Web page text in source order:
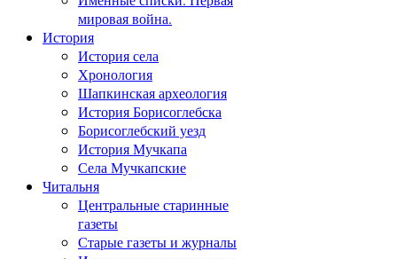
мировая война.
История
История села
Хронология
Шапкинская археология
История Борисоглебска
Борисоглебский уезд
История Мучкапа
Села Мучкапские
Читальня
Центральные старинные
газеты
Старые газеты и журналы